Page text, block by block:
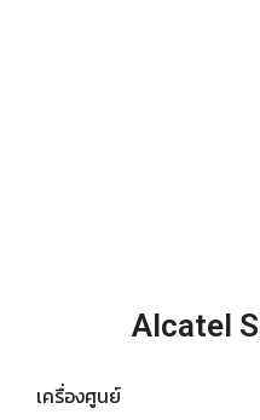
Alcatel
เครื่องศูนย์